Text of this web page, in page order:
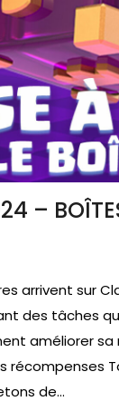
–
arrivent
des tâches
améliorer
de…